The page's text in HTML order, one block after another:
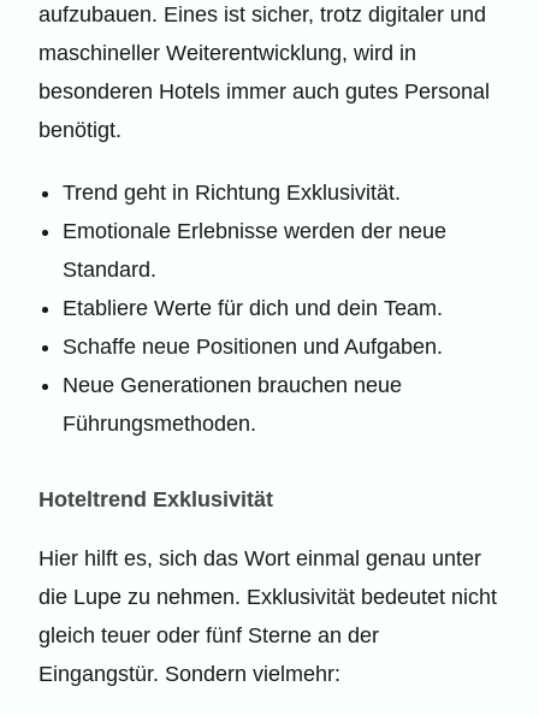
aufzubauen. Eines ist sicher, trotz digitaler und
maschineller Weiterentwicklung, wird in
besonderen Hotels immer auch gutes Personal
benötigt.
Trend geht in Richtung Exklusivität.
Emotionale Erlebnisse werden der neue
Standard.
Etabliere Werte für dich und dein Team.
Schaffe neue Positionen und Aufgaben.
Neue Generationen brauchen neue
Führungsmethoden.
Hoteltrend Exklusivität
Hier hilft es, sich das Wort einmal genau unter
die Lupe zu nehmen. Exklusivität bedeutet nicht
gleich teuer oder fünf Sterne an der
Eingangstür. Sondern vielmehr: